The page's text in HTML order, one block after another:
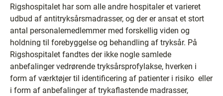
Rigshospitalet har som alle andre hospitaler et varieret
udbud af antitryksårsmadrasser, og der er ansat et stort
antal personalemedlemmer med forskellig viden og
holdning til forebyggelse og behandling af tryksår. På
Rigshospitalet fandtes der ikke nogle samlede
anbefalinger vedrørende tryksårsprofylakse, hverken i
form af værktøjer til identificering af patienter i risiko ­ eller
i form af anbefalinger af trykaflastende madrasser,